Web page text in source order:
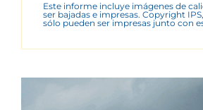
Este informe incluye imágenes de
ser bajadas e impresas. Copyright
sólo pueden ser impresas junto con